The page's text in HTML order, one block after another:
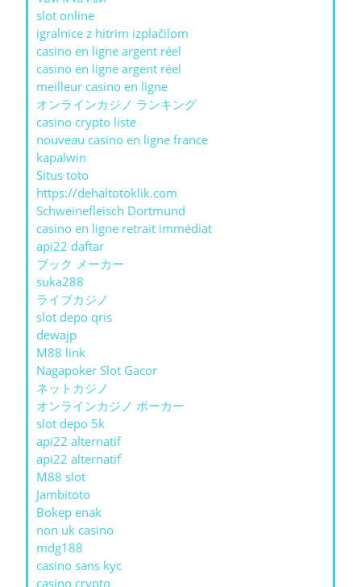
slot online
igralnice z hitrim izplačilom
casino en ligne argent réel
casino en ligne argent réel
meilleur casino en ligne
オンラインカジノ ランキング
casino crypto liste
nouveau casino en ligne france
kapalwin
Situs toto
https://dehaltotoklik.com
Schweinefleisch Dortmund
casino en ligne retrait immédiat
api22 daftar
ブック メーカー
suka288
ライブカジノ
slot depo qris
dewajp
M88 link
Nagapoker Slot Gacor
ネットカジノ
オンラインカジノ ポーカー
slot depo 5k
api22 alternatif
api22 alternatif
M88 slot
Jambitoto
Bokep enak
non uk casino
mdg188
casino sans kyc
casino crypto